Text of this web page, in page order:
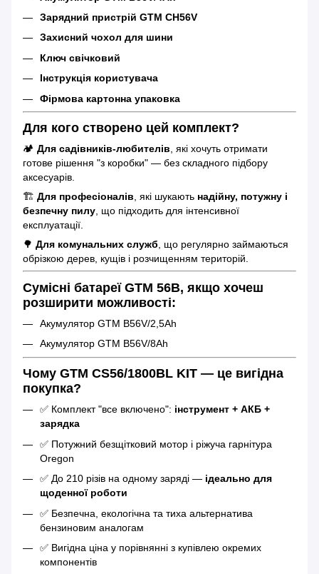
Зарядний пристрій GTM CH56V
Захисний чохол для шини
Ключ свічковий
Інструкція користувача
Фірмова картонна упаковка
Для кого створено цей комплект?
🏕 Для садівників-любителів, які хочуть отримати
готове рішення "з коробки" — без складного підбору
аксесуарів.
🏗 Для професіоналів, які шукають надійну, потужну і
безпечну пилу, що підходить для інтенсивної
експлуатації.
🌳 Для комунальних служб, що регулярно займаються
обрізкою дерев, кущів і розчищенням територій.
Сумісні батареї GTM 56В, якщо хочеш
розширити можливості:
Акумулятор GTM B56V/2,5Ah
Акумулятор GTM B56V/8Ah
Чому GTM CS56/1800BL KIT — це вигідна
покупка?
✅ Комплект "все включено": інструмент + АКБ +
зарядка
✅ Потужний безщітковий мотор і ріжуча гарнітура
Oregon
✅ До 210 різів на одному заряді — ідеально для
щоденної роботи
✅ Безпечна, екологічна та тиха альтернатива
бензиновим аналогам
✅ Вигідна ціна у порівнянні з купівлею окремих
компонентів